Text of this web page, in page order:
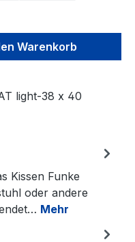
Warenkorb
light-38 x 40
Kissen Funke
oder andere
Mehr